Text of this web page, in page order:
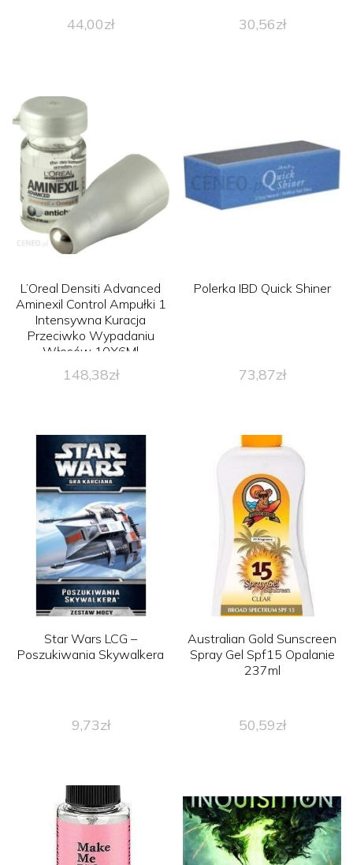
44,00zł 30,56zł
L’Oreal Densiti Advanced
Aminexil Control Ampułki 1
Intensywna Kuracja
Przeciwko Wypadaniu
Włosów 10X6Ml
148,38zł
Polerka IBD Quick Shiner
73,87zł
Star Wars LCG –
Poszukiwania Skywalkera
9,73zł
Australian Gold Sunscreen
Spray Gel Spf15 Opalanie
237ml
50,59zł